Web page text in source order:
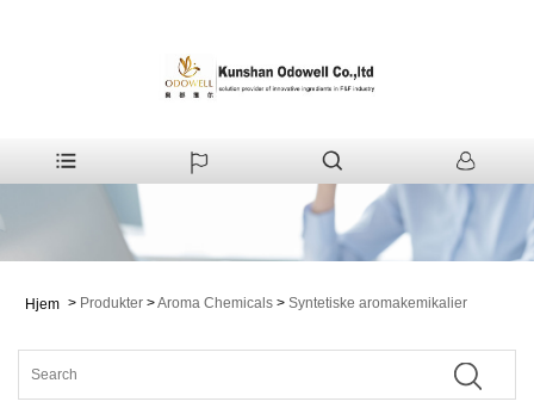
Hjem > Produkter >Aroma Chemicals > Syntetiske aromakemikalier